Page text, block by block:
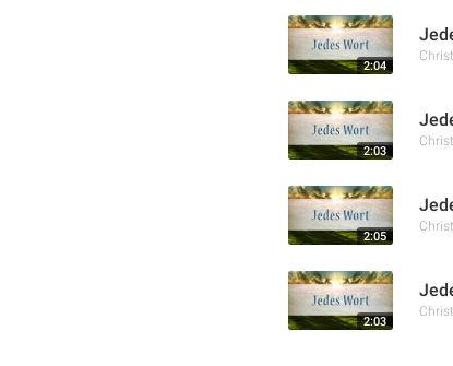
2:04
2:03
2:05
2:03